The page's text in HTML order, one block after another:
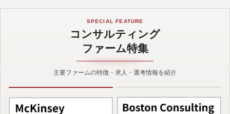
SPECIAL FEATURE
コンサルティング
ファーム特集
主要ファームの特徴・求人・選考情報を紹介